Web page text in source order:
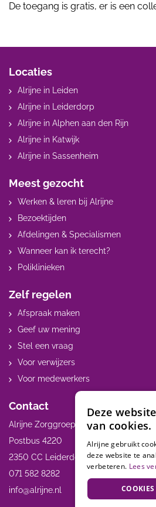
De toegang is gratis, er is een
Locaties
Alrijne in Leiden
Alrijne in Leiderdorp
Alrijne in Alphen aan den Rijn
Alrijne in Katwijk
Alrijne in Sassenheim
Meest gezocht
Werken & leren bij Alrijne
Bezoektijden
Afdelingen & Specialismen
Wanneer kan ik terecht?
Poliklinieken
Zelf regelen
Afspraak maken
Geef uw mening
Stel een vraag
Voor verwijzers
Voor medewerkers
Contact
Alrijne Zorggroep
Postbus 4220
2350 CC Leiderdorp
071 582 8282
info@alrijne.nl
Deze
van cookies.
Alrijne gebruikt
deze website te
verbeteren. Lees
COOKIES